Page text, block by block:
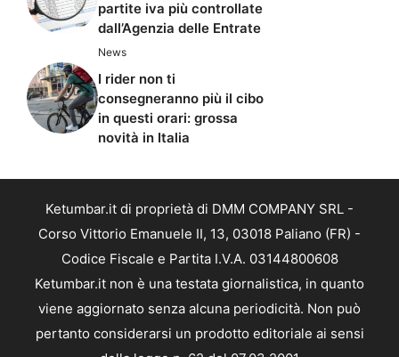
partite iva più controllate
dall’Agenzia delle Entrate
News
I rider non ti
consegneranno più il cibo
in questi orari: grossa
novità in Italia
Ketumbar.it di proprietà di DMM COMPANY SRL -
Corso Vittorio Emanuele II, 13, 03018 Paliano (FR) -
Codice Fiscale e Partita I.V.A. 03144800608
Ketumbar.it non è una testata giornalistica, in quanto
viene aggiornato senza alcuna periodicità. Non può
pertanto considerarsi un prodotto editoriale ai sensi